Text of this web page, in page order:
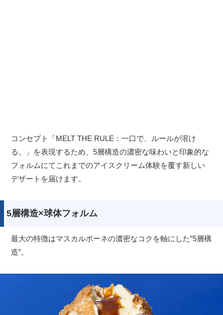
コンセプト「MELT THE RULE：一口で、ルールが溶け
る。」を表現するため、5層構造の濃密な味わいと印象的な
フォルムにてこれまでのアイスクリーム体験を覆す新しい
デザートを届けます。
5層構造×球体フォルム
最大の特徴はマスカルポーネの濃密なコクを軸にした”5層構
造”。